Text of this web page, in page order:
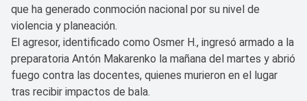
que ha generado conmoción nacional por su nivel de
violencia y planeación.
El agresor, identificado como Osmer H., ingresó armado a la
preparatoria Antón Makarenko la mañana del martes y abrió
fuego contra las docentes, quienes murieron en el lugar
tras recibir impactos de bala.